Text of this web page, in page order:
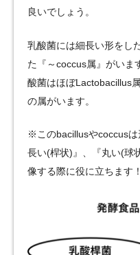
良いでしょう。
乳酸菌には細長い形をし
た『～coccus属』がいま
酸菌はほぼLactobacillus
の属がいます。
※このbacillusやcoccusは
長い(桿状)』、『丸い(球
像する際に役に立ちます！